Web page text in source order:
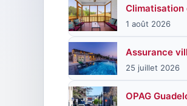
Climatisation
1 août 2026
Assurance
25 juillet 2026
OPAG